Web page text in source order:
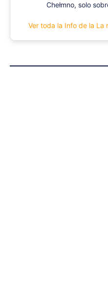
Chełmno, solo
Ver toda la Info de la La